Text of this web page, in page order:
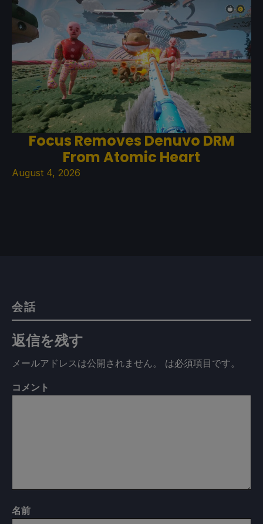
Focus Removes Denuvo DRM
From Atomic Heart
August 4, 2026
会話
返信を残す
メールアドレスは公開されません。 は必須項目です。
コメント
名前